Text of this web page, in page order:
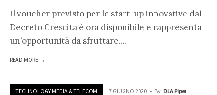
Il voucher previsto per le start-up innovative dal
Decreto Crescita è ora disponibile e rappresenta
un’opportunità da sfruttare....
READ MORE →
TECHNOLOGY MEDIA & TELECOM 7 GIUGNO 2020 • By DLA Piper